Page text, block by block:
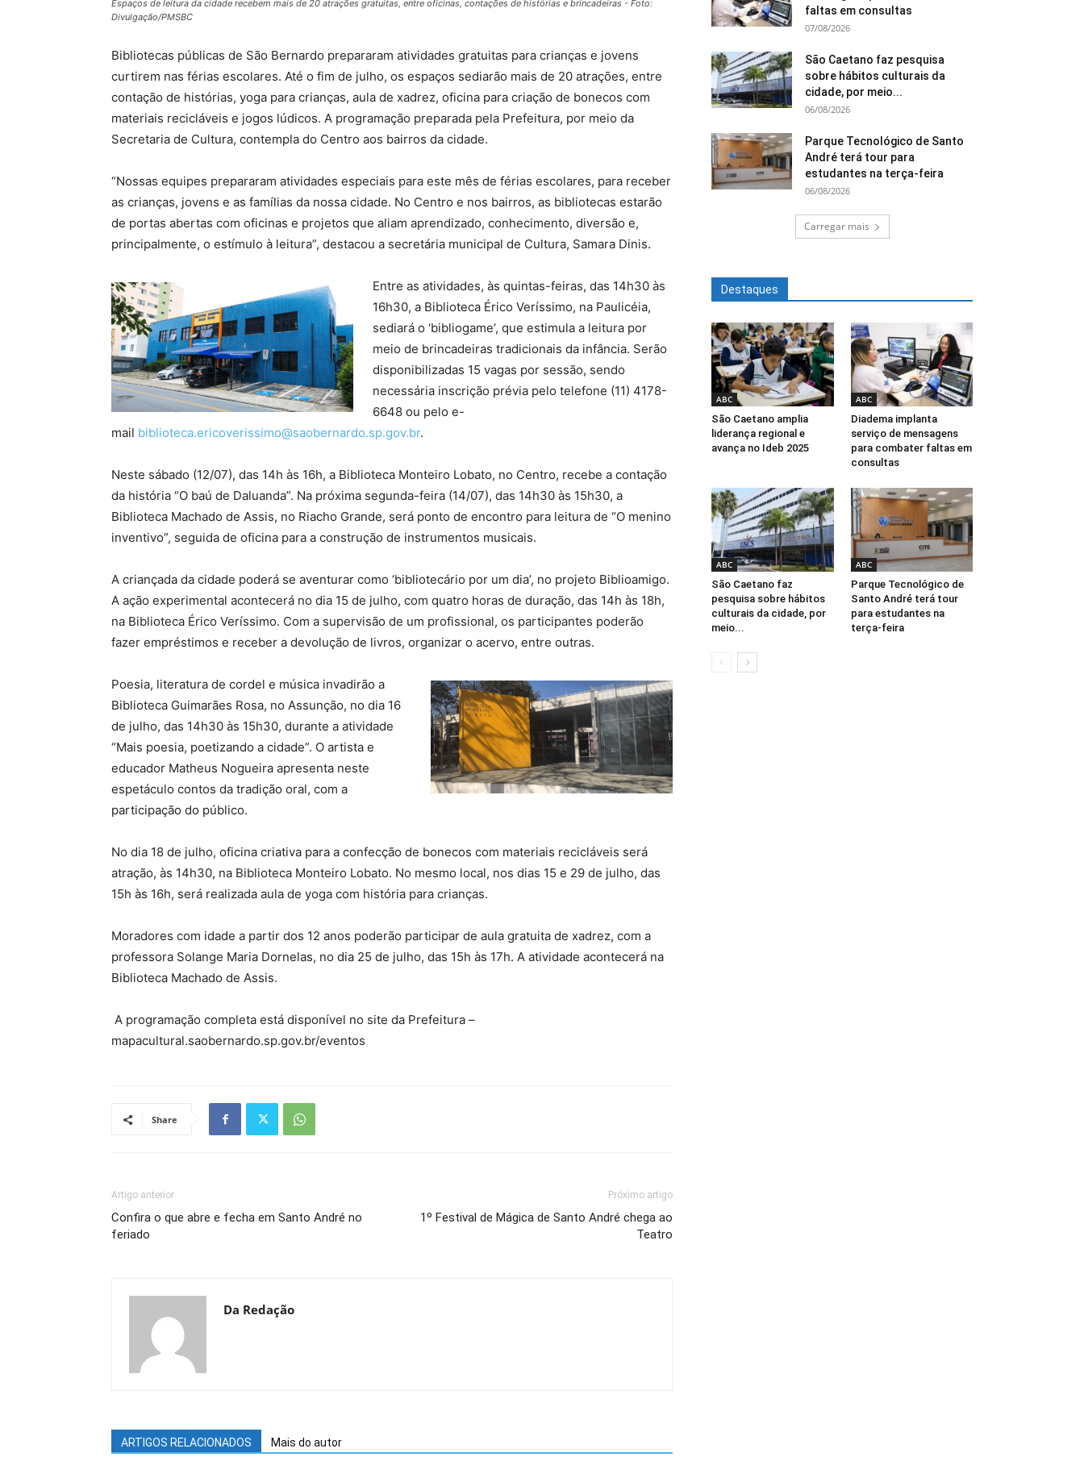
Espaços de leitura da cidade recebem mais de 20 atrações gratuitas, entre oficinas, contações de histórias e brincadeiras - Foto:
Divulgação/PMSBC
Bibliotecas públicas de São Bernardo prepararam atividades gratuitas para crianças e jovens
curtirem nas férias escolares. Até o fim de julho, os espaços sediarão mais de 20 atrações, entre
contação de histórias, yoga para crianças, aula de xadrez, oficina para criação de bonecos com
materiais recicláveis e jogos lúdicos. A programação preparada pela Prefeitura, por meio da
Secretaria de Cultura, contempla do Centro aos bairros da cidade.
“Nossas equipes prepararam atividades especiais para este mês de férias escolares, para receber
as crianças, jovens e as famílias da nossa cidade. No Centro e nos bairros, as bibliotecas estarão
de portas abertas com oficinas e projetos que aliam aprendizado, conhecimento, diversão e,
principalmente, o estímulo à leitura”, destacou a secretária municipal de Cultura, Samara Dinis.
Entre as atividades, às quintas-feiras, das 14h30 às
16h30, a Biblioteca Érico Veríssimo, na Paulicéia,
sediará o ‘bibliogame’, que estimula a leitura por
meio de brincadeiras tradicionais da infância. Serão
disponibilizadas 15 vagas por sessão, sendo
necessária inscrição prévia pelo telefone (11) 4178-
6648 ou pelo e-
mail biblioteca.ericoverissimo@saobernardo.sp.gov.br.
Neste sábado (12/07), das 14h às 16h, a Biblioteca Monteiro Lobato, no Centro, recebe a contação
da história “O baú de Daluanda”. Na próxima segunda-feira (14/07), das 14h30 às 15h30, a
Biblioteca Machado de Assis, no Riacho Grande, será ponto de encontro para leitura de “O menino
inventivo”, seguida de oficina para a construção de instrumentos musicais.
A criançada da cidade poderá se aventurar como ‘bibliotecário por um dia’, no projeto Biblioamigo.
A ação experimental acontecerá no dia 15 de julho, com quatro horas de duração, das 14h às 18h,
na Biblioteca Érico Veríssimo. Com a supervisão de um profissional, os participantes poderão
fazer empréstimos e receber a devolução de livros, organizar o acervo, entre outras.
Poesia, literatura de cordel e música invadirão a
Biblioteca Guimarães Rosa, no Assunção, no dia 16
de julho, das 14h30 às 15h30, durante a atividade
“Mais poesia, poetizando a cidade”. O artista e
educador Matheus Nogueira apresenta neste
espetáculo contos da tradição oral, com a
participação do público.
No dia 18 de julho, oficina criativa para a confecção de bonecos com materiais recicláveis será
atração, às 14h30, na Biblioteca Monteiro Lobato. No mesmo local, nos dias 15 e 29 de julho, das
15h às 16h, será realizada aula de yoga com história para crianças.
Moradores com idade a partir dos 12 anos poderão participar de aula gratuita de xadrez, com a
professora Solange Maria Dornelas, no dia 25 de julho, das 15h às 17h. A atividade acontecerá na
Biblioteca Machado de Assis.
A programação completa está disponível no site da Prefeitura –
mapacultural.saobernardo.sp.gov.br/eventos
Share
Artigo anterior
Confira o que abre e fecha em Santo André no
feriado
Próximo artigo
1º Festival de Mágica de Santo André chega ao
Teatro
Da Redação
ARTIGOS RELACIONADOS Mais do autor
faltas em consultas
07/08/2026
São Caetano faz pesquisa
sobre hábitos culturais da
cidade, por meio...
06/08/2026
Parque Tecnológico de Santo
André terá tour para
estudantes na terça-feira
06/08/2026
Carregar mais
Destaques
ABC
São Caetano amplia
liderança regional e
avança no Ideb 2025
ABC
Diadema implanta
serviço de mensagens
para combater faltas em
consultas
ABC
São Caetano faz
pesquisa sobre hábitos
culturais da cidade, por
meio...
ABC
Parque Tecnológico de
Santo André terá tour
para estudantes na
terça-feira